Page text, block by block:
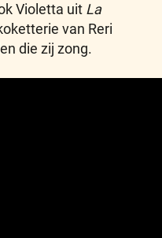
Violetta uit La
van Reri
die zij zong.